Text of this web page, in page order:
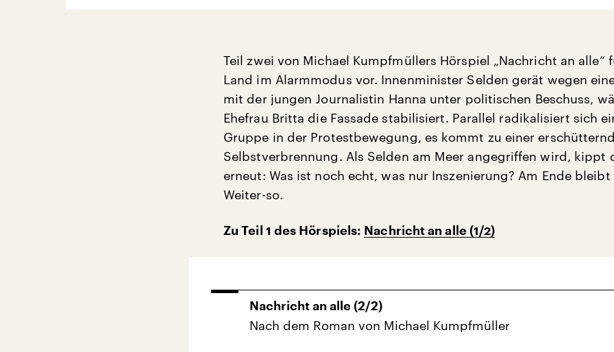
Teil zwei von Michael Kumpfmüllers Hörspiel „Nachricht an alle“
Land im Alarmmodus vor. Innenminister Selden gerät wegen
mit der jungen Journalistin Hanna unter politischen Beschuss,
Ehefrau Britta die Fassade stabilisiert. Parallel radikalisiert sich
Gruppe in der Protestbewegung, es kommt zu einer
Selbstverbrennung. Als Selden am Meer angegriffen wird, kippt
erneut: Was ist noch echt, was nur Inszenierung? Am Ende
Weiter-so.
Zu Teil 1 des Hörspiels: Nachricht an alle (1/2)
Nachricht an alle (2/2)
Nach dem Roman von Michael Kumpfmüller